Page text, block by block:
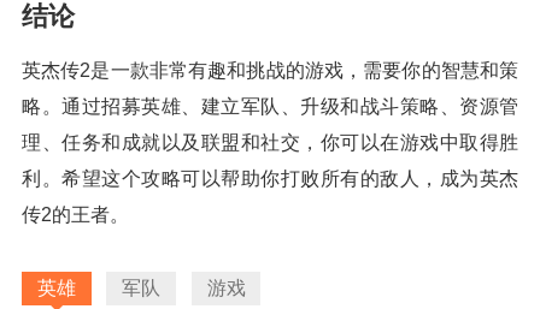
结论
英杰传2是一款非常有趣和挑战的游戏，需要你的智慧和策
略。通过招募英雄、建立军队、升级和战斗策略、资源管
理、任务和成就以及联盟和社交，你可以在游戏中取得胜
利。希望这个攻略可以帮助你打败所有的敌人，成为英杰
传2的王者。
英雄 军队 游戏